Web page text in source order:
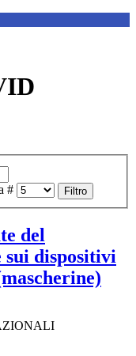
# Filtro
del
sui dispositivi